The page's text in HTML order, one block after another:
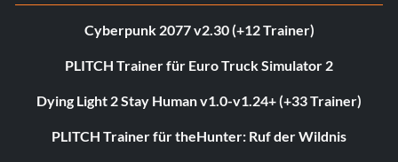
Cyberpunk 2077 v2.30 (+12 Trainer)
PLITCH Trainer für Euro Truck Simulator 2
Dying Light 2 Stay Human v1.0-v1.24+ (+33 Trainer)
PLITCH Trainer für theHunter: Ruf der Wildnis